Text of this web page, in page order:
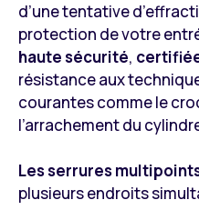
d’une tentative
protection de votre
haute sécurité,
résistance aux
courantes comme le
l’arrachement du
Les serrures
plusieurs endroits